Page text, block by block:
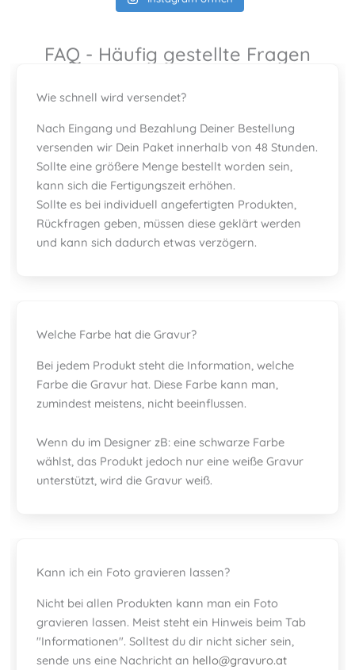
FAQ - Häufig gestellte Fragen
Wie schnell wird versendet?
Nach Eingang und Bezahlung Deiner Bestellung
versenden wir Dein Paket innerhalb von 48 Stunden.
Sollte eine größere Menge bestellt worden sein,
kann sich die Fertigungszeit erhöhen.
Sollte es bei individuell angefertigten Produkten,
Rückfragen geben, müssen diese geklärt werden
und kann sich dadurch etwas verzögern.
Welche Farbe hat die Gravur?
Bei jedem Produkt steht die Information, welche
Farbe die Gravur hat. Diese Farbe kann man,
zumindest meistens, nicht beeinflussen.
Wenn du im Designer zB: eine schwarze Farbe
wählst, das Produkt jedoch nur eine weiße Gravur
unterstützt, wird die Gravur weiß.
Kann ich ein Foto gravieren lassen?
Nicht bei allen Produkten kann man ein Foto
gravieren lassen. Meist steht ein Hinweis beim Tab
"Informationen". Solltest du dir nicht sicher sein,
sende uns eine Nachricht an hello@gravuro.at